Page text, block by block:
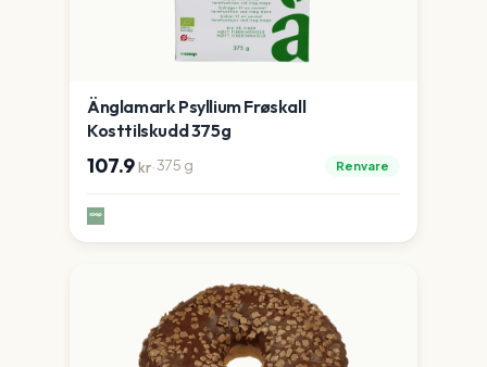
Änglamark Psyllium Frøskall
Kosttilskudd 375g
107.9kr·375 g Renvare